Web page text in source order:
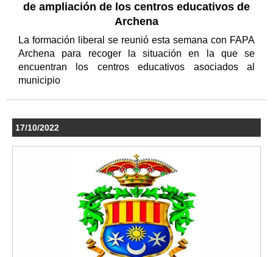
de ampliación de los centros educativos de
Archena
La formación liberal se reunió esta semana con FAPA
Archena para recoger la situación en la que se
encuentran los centros educativos asociados al
municipio
17/10/2022